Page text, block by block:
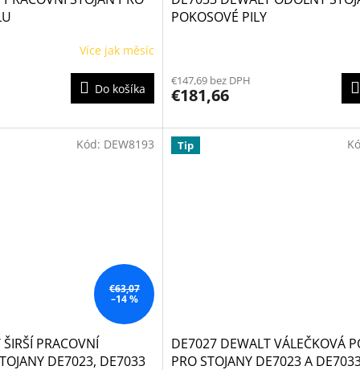
Více jak měsíc
Do košíka
POKOSOVÉ PILY
produktu
je
z
hviezdičiek.
€147,69 bez DPH
€181,66
€63,07
–14 %
PRACOVNÍ
DE7023, DE7033
Kód: DEW8193 Tip
DE7027 DEWALT VÁLEČKOVÁ
PRO STOJANY DE7023 A